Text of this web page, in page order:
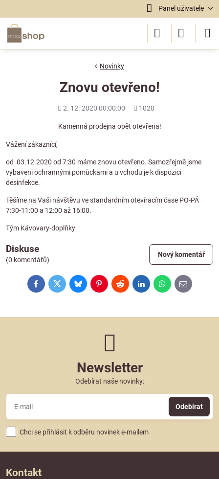
Panel uživatele
Novinky
Znovu otevřeno!
Přidáno
2. 12. 2020 00:00:00
Počet
1020
Kamenná prodejna opět otevřena!
Vážení zákaznící,
od 03.12.2020 od 7:30 máme znovu otevřeno. Samozřejmě jsme
vybaveni ochrannými pomůckami a u vchodu je k dispozici
desinfekce.
Těšíme na Vaši návštěvu ve standardním otevíracím čase PO-PÁ
7:30-11:00 a 12:00 až 16:00.
Tým Kávovary-doplňky
Diskuse
(0 komentářů)
Nový komentář
FacebookTwitterBlueskyPinterestRedditLinkedInWhatsApp
E-
mail
Newsletter
Odebírat naše novinky:
Odebírat
Chci se přihlásit k odběru novinek e-mailem
Kontakt